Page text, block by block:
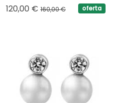
120,00 € 160,00 € oferta